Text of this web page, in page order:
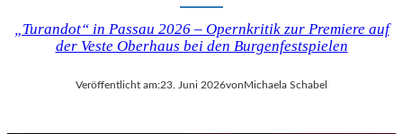
„Turandot“ in Passau 2026 – Opernkritik zur Premiere auf
der Veste Oberhaus bei den Burgenfestspielen
Veröffentlicht am:23. Juni 2026vonMichaela Schabel